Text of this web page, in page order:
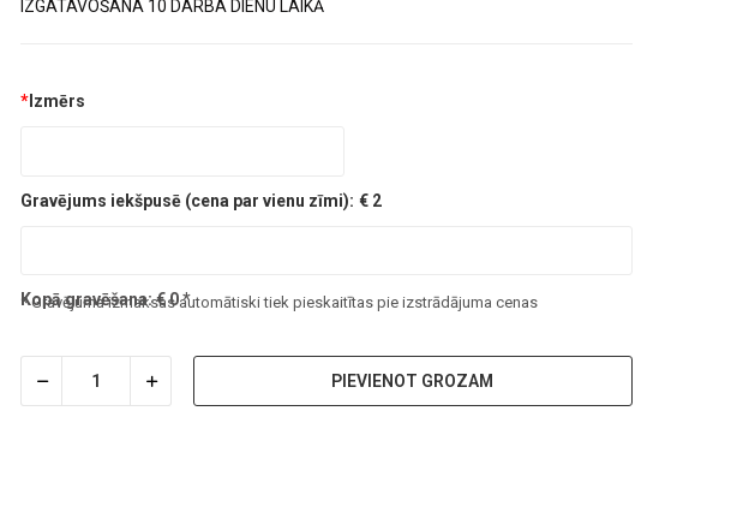
IZGATAVOŠANA 10 DARBA DIENU LAIKĀ
* Izmērs
Gravējums iekšpusē (cena par vienu zīmi): € 2
Kopā gravēšana:€0*
* Gravējuma izmaksas automātiski tiek pieskaitītas pie izstrādājuma cenas
PIEVIENOT GROZAM